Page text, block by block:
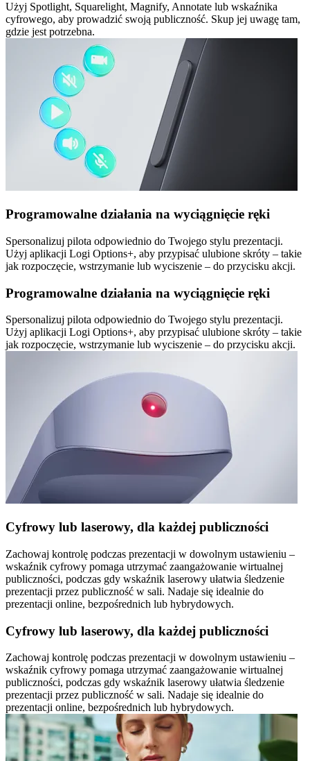
Użyj Spotlight, Squarelight, Magnify, Annotate lub wskaźnika
cyfrowego, aby prowadzić swoją publiczność. Skup jej uwagę tam,
gdzie jest potrzebna.
Programowalne działania na wyciągnięcie ręki
Spersonalizuj pilota odpowiednio do Twojego stylu prezentacji.
Użyj aplikacji Logi Options+, aby przypisać ulubione skróty – takie
jak rozpoczęcie, wstrzymanie lub wyciszenie – do przycisku akcji.
Programowalne działania na wyciągnięcie ręki
Spersonalizuj pilota odpowiednio do Twojego stylu prezentacji.
Użyj aplikacji Logi Options+, aby przypisać ulubione skróty – takie
jak rozpoczęcie, wstrzymanie lub wyciszenie – do przycisku akcji.
Cyfrowy lub laserowy, dla każdej publiczności
Zachowaj kontrolę podczas prezentacji w dowolnym ustawieniu –
wskaźnik cyfrowy pomaga utrzymać zaangażowanie wirtualnej
publiczności, podczas gdy wskaźnik laserowy ułatwia śledzenie
prezentacji przez publiczność w sali. Nadaje się idealnie do
prezentacji online, bezpośrednich lub hybrydowych.
Cyfrowy lub laserowy, dla każdej publiczności
Zachowaj kontrolę podczas prezentacji w dowolnym ustawieniu –
wskaźnik cyfrowy pomaga utrzymać zaangażowanie wirtualnej
publiczności, podczas gdy wskaźnik laserowy ułatwia śledzenie
prezentacji przez publiczność w sali. Nadaje się idealnie do
prezentacji online, bezpośrednich lub hybrydowych.